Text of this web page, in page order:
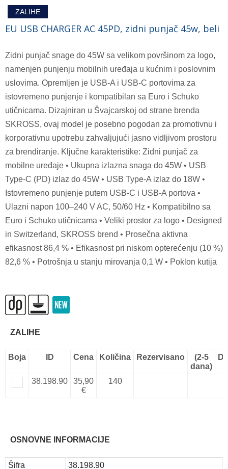
ZALIHE
EU USB CHARGER AC 45PD, zidni punjač 45w, beli
Zidni punjač snage do 45W sa velikom površinom za logo,
namenjen punjenju mobilnih uređaja u kućnim i poslovnim
uslovima. Opremljen je USB-A i USB-C portovima za
istovremeno punjenje i kompatibilan sa Euro i Schuko
utičnicama. Dizajniran u Švajcarskoj od strane brenda
SKROSS, ovaj model je posebno pogodan za promotivnu i
korporativnu upotrebu zahvaljujući jasno vidljivom prostoru
za brendiranje. Ključne karakteristike: Zidni punjač za
mobilne uređaje • Ukupna izlazna snaga do 45W • USB
Type-C (PD) izlaz do 45W • USB Type-A izlaz do 18W •
Istovremeno punjenje putem USB-C i USB-A portova •
Ulazni napon 100–240 V AC, 50/60 Hz • Kompatibilno sa
Euro i Schuko utičnicama • Veliki prostor za logo • Designed
in Switzerland, SKROSS brend • Prosečna aktivna
efikasnost 86,4 % • Efikasnost pri niskom opterećenju (10 %)
82,6 % • Potrošnja u stanju mirovanja 0,1 W • Poklon kutija
ZALIHE
Boja ID Cena Količina Rezervisano
(2-5
dana)
38.198.90
35,90
€
140
OSNOVNE INFORMACIJE
Šifra 38.198.90